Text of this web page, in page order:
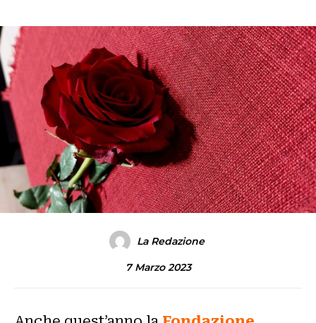
La Redazione
7 Marzo 2023